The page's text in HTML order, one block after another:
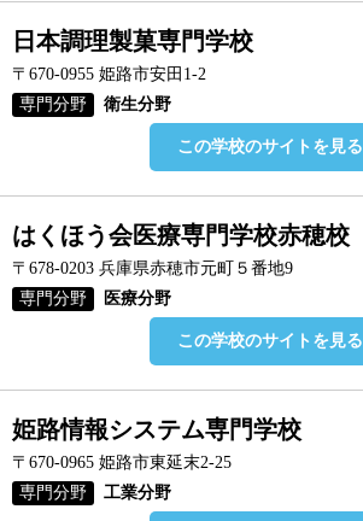
日本調理製菓専門学校
〒670-0955 姫路市安田1-2
専門分野
衛生分野
この学校のサイトを見る
はくほう会医療専門学校赤穂校
〒678-0203 兵庫県赤穂市元町５番地9
専門分野
医療分野
この学校のサイトを見る
姫路情報システム専門学校
〒670-0965 姫路市東延末2-25
専門分野
工業分野